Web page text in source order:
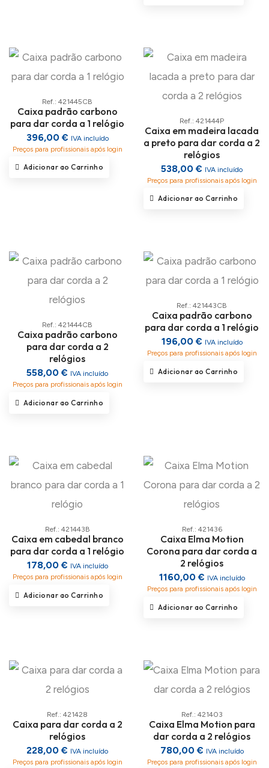
Ref.: 421445CB
Caixa padrão carbono
para dar corda a 1 relógio
396,00 € IVA incluído
Preços para profissionais após login
Adicionar ao Carrinho
Ref.: 421444P
Caixa em madeira lacada
a preto para dar corda a 2
relógios
538,00 € IVA incluído
Preços para profissionais após login
Adicionar ao Carrinho
Ref.: 421444CB
Caixa padrão carbono
para dar corda a 2
relógios
558,00 € IVA incluído
Preços para profissionais após login
Adicionar ao Carrinho
Ref.: 421443CB
Caixa padrão carbono
para dar corda a 1 relógio
196,00 € IVA incluído
Preços para profissionais após login
Adicionar ao Carrinho
Ref.: 421443B
Caixa em cabedal branco
para dar corda a 1 relógio
178,00 € IVA incluído
Preços para profissionais após login
Adicionar ao Carrinho
Ref.: 421436
Caixa Elma Motion
Corona para dar corda a
2 relógios
1160,00 € IVA incluído
Preços para profissionais após login
Adicionar ao Carrinho
Ref.: 421428
Caixa para dar corda a 2
relógios
228,00 € IVA incluído
Preços para profissionais após login
Ref.: 421403
Caixa Elma Motion para
dar corda a 2 relógios
780,00 € IVA incluído
Preços para profissionais após login